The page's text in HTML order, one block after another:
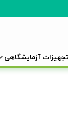
آزمایشگاهی